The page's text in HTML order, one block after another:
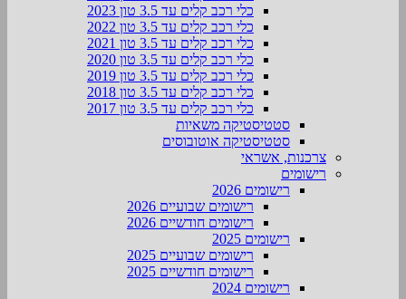
כלי רכב קלים עד 3.5 טון 2023
כלי רכב קלים עד 3.5 טון 2022
כלי רכב קלים עד 3.5 טון 2021
כלי רכב קלים עד 3.5 טון 2020
כלי רכב קלים עד 3.5 טון 2019
כלי רכב קלים עד 3.5 טון 2018
כלי רכב קלים עד 3.5 טון 2017
סטטיסטיקה משאיות
סטטיסטיקה אוטובוסים
צרכנות, אשראי
רישומים
רישומים 2026
רישומים שבועיים 2026
רישומים חודשיים 2026
רישומים 2025
רישומים שבועיים 2025
רישומים חודשיים 2025
רישומים 2024